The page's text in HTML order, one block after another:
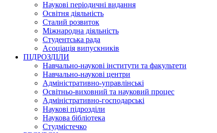
Наукові періодичні видання
Освітня діяльність
Сталий розвиток
Міжнародна діяльність
Студентська рада
Асоціація випускників
ПІДРОЗДІЛИ
Навчально-наукові інститути та факультети
Навчально-наукові центри
Адміністративно-управлінські
Освітньо-виховний та науковий процес
Адміністративно-господарські
Наукові підрозділи
Наукова бібліотека
Студмістечко